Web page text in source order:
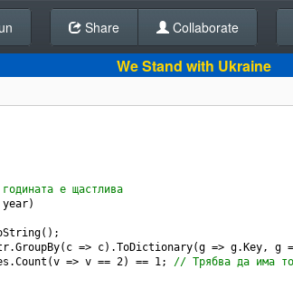
Back To Editor
Share Collaborate
We Stand with Ukraine
е щастлива
year)
();
.GroupBy( c => c).ToDictionary(g => g. Key, g
.Count (v => v == 2) == 1; // Трябва да има